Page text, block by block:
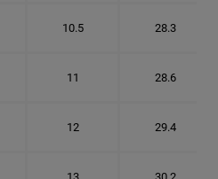
10.5 28.3
11 28.6
12 29.4